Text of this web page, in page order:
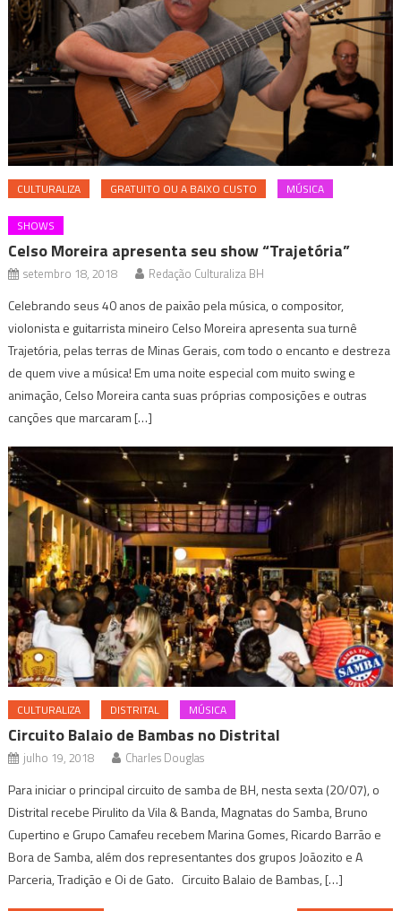
CULTURALIZA GRATUITO OU A BAIXO CUSTO MÚSICA
SHOWS
Celso Moreira apresenta seu show “Trajetória”
setembro 18, 2018 Redação Culturaliza BH
Celebrando seus 40 anos de paixão pela música, o compositor,
violonista e guitarrista mineiro Celso Moreira apresenta sua turnê
Trajetória, pelas terras de Minas Gerais, com todo o encanto e destreza
de quem vive a música! Em uma noite especial com muito swing e
animação, Celso Moreira canta suas próprias composições e outras
canções que marcaram […]
CULTURALIZA DISTRITAL MÚSICA
Circuito Balaio de Bambas no Distrital
julho 19, 2018 Charles Douglas
Para iniciar o principal circuito de samba de BH, nesta sexta (20/07), o
Distrital recebe Pirulito da Vila & Banda, Magnatas do Samba, Bruno
Cupertino e Grupo Camafeu recebem Marina Gomes, Ricardo Barrão e
Bora de Samba, além dos representantes dos grupos Joãozito e A
Parceria, Tradição e Oi de Gato. Circuito Balaio de Bambas, […]